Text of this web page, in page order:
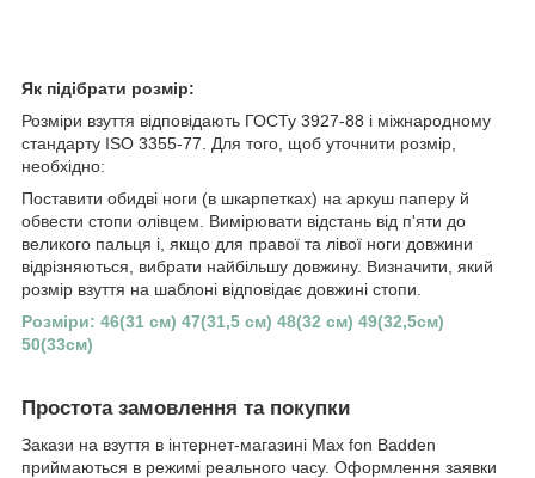
Як підібрати розмір:
Розміри взуття відповідають ГОСТу 3927-88 і міжнародному
стандарту ISO 3355-77. Для того, щоб уточнити розмір,
необхідно:
Поставити обидві ноги (в шкарпетках) на аркуш паперу й
обвести стопи олівцем. Вимірювати відстань від п'яти до
великого пальця і, якщо для правої та лівої ноги довжини
відрізняються, вибрати найбільшу довжину. Визначити, який
розмір взуття на шаблоні відповідає довжині стопи.
Розміри: 46(31 см) 47(31,5 см) 48(32 см) 49(32,5см)
50(33см)
Простота замовлення та покупки
Закази на взуття в інтернет-магазині Max fon Badden
приймаються в режимі реального часу. Оформлення заявки